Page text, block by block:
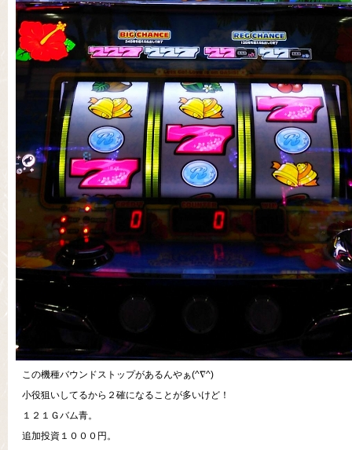
この機種バウンドストップがあるんやぁ(^∇^)
小役狙いしてるから２確になることが多いけど！
１２１Ｇバム青。
追加投資１０００円。